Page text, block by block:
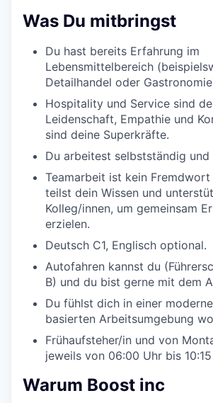
Was Du mitbringst
Du hast bereits Erfahrung im
Lebensmittelbereich
Detailhandel oder
Hospitality und Service sind
Leidenschaft, Empathie und
sind deine Superkräfte.
Du arbeitest selbstständig
Teamarbeit ist kein
teilst dein Wissen und
Kolleg/innen, um gemeinsam
erzielen.
Deutsch C1, Englisch optional.
Autofahren kannst du
B) und du bist gerne mit dem
Du fühlst dich in einer
basierten Arbeitsumgebung
Frühaufsteher/in und von
jeweils von 06:00 Uhr bis
Warum Boost inc